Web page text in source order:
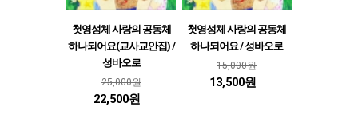
첫영성체 사랑의 공동체
하나되어요(교사교안집) /
성바오로
25,000원
22,500원
첫영성체 사랑의 공동체
하나되어요 / 성바오로
15,000원
13,500원